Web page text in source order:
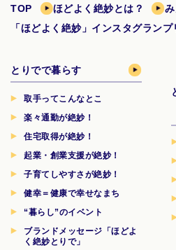
TOP ほどよく絶妙とは？
「ほどよく絶妙」インスタグランプ
とりでで暮らす
取手ってこんなとこ
楽々通勤が絶妙！
住宅取得が絶妙！
起業・創業支援が絶妙！
子育てしやすさが絶妙！
健幸＝健康で幸せなまち
“暮らし”のイベント
ブランドメッセージ「ほどよ
く絶妙とりで」